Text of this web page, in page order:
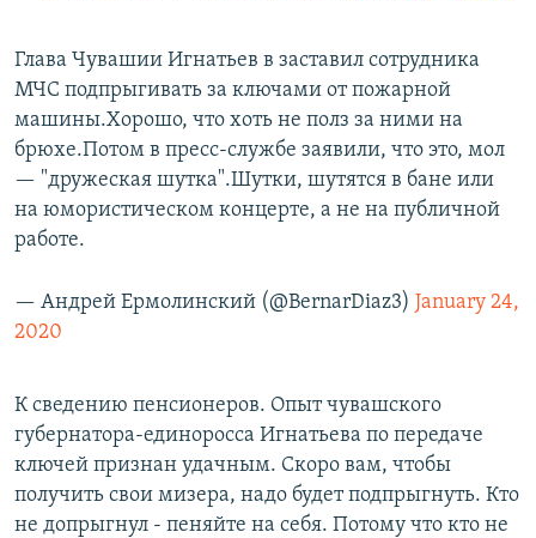
Глава Чувашии Игнатьев в заставил сотрудника
МЧС подпрыгивать за ключами от пожарной
машины.Хорошо, что хоть не полз за ними на
брюхе.Потом в пресс-службе заявили, что это, мол
— "дружеская шутка".Шутки, шутятся в бане или
на юмористическом концерте, а не на публичной
работе.
— Андрей Ермолинский (@BernarDiaz3) January 24,
2020
К сведению пенсионеров. Опыт чувашского
губернатора-единоросса Игнатьева по передаче
ключей признан удачным. Скоро вам, чтобы
получить свои мизера, надо будет подпрыгнуть. Кто
не допрыгнул - пеняйте на себя. Потому что кто не